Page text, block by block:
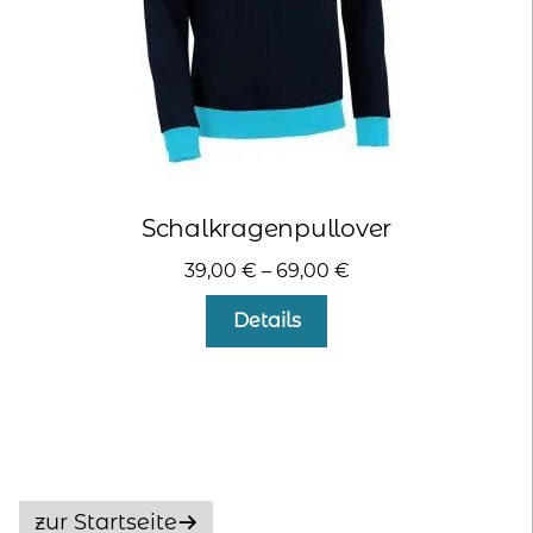
gewählt
werden
Schalkragenpullover
39,00 € – 69,00 €
Details
zur Startseite